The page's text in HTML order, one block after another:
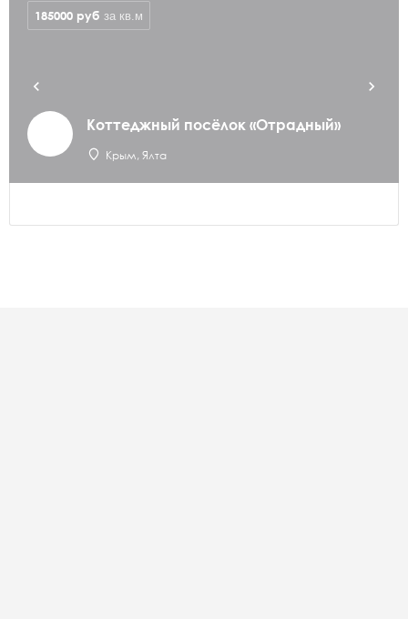
Коттеджный посёлок «Отрадный»
Крым, Ялта
185000 руб за кв.м